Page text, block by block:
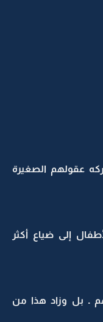
عقولهم الصغيرة
إلى ضياع أكثر
. بل وزاد هذا من